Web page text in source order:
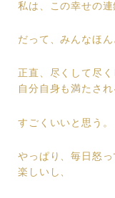
私は、この幸せの
だって、みんなほ
正直、尽くして尽
自分自身も満たさ
すごくいいと思う。
やっぱり、毎日怒
楽しいし、